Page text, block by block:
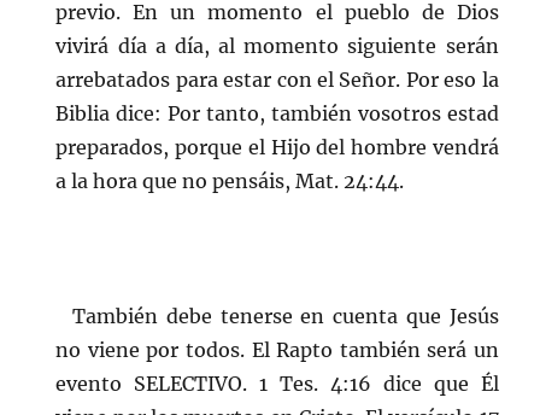
previo. En un momento el pueblo de Dios
vivirá día a día, al momento siguiente serán
arrebatados para estar con el Señor. Por eso la
Biblia dice: Por tanto, también vosotros estad
preparados, porque el Hijo del hombre vendrá
a la hora que no pensáis, Mat. 24:44.
También debe tenerse en cuenta que Jesús
no viene por todos. El Rapto también será un
evento SELECTIVO. 1 Tes. 4:16 dice que Él